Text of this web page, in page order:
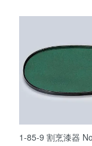
1-85-9 割烹漆器